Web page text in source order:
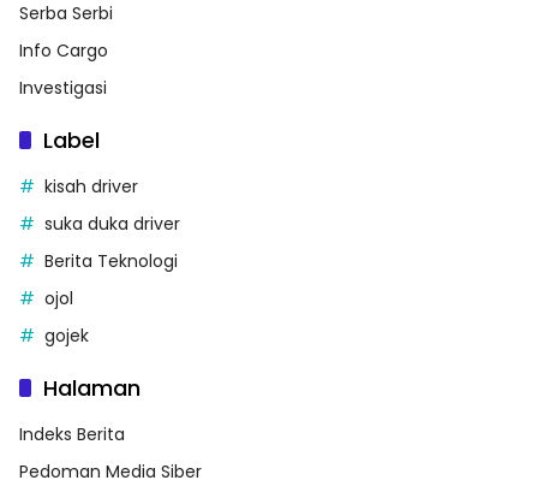
Serba Serbi
Info Cargo
Investigasi
Label
kisah driver
suka duka driver
Berita Teknologi
ojol
gojek
Halaman
Indeks Berita
Pedoman Media Siber